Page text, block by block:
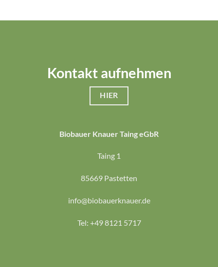
Kontakt aufnehmen
HIER
Biobauer Knauer Taing eGbR
Taing 1
85669 Pastetten
info@biobauerknauer.de
Tel: +49 8121 5717